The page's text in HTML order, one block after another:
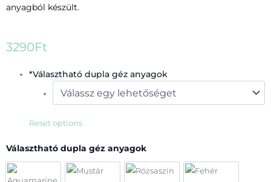
anyagból készült.
3290Ft
*Választható dupla géz anyagok
Reset options
Választható dupla géz anyagok
Szundifelhő